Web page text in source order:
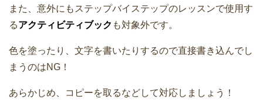
また、意外にもステップバイステップのレッスンで使用す
るアクティビティブック も対象外です。
色を塗ったり、文字を書いたりするので直接書き込んでし
まうのはNG！
あらかじめ、コピーを取るなどして対応しましょう！